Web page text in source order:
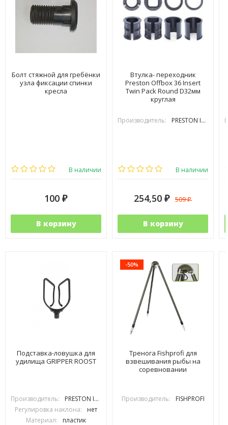
Болт стяжной для гребёнки
узла фиксации спинки
кресла
В наличии
100 ₽
В корзину
Втулка- переходник
Preston Offbox 36 Insert
Twin Pack Round D32мм
круглая
Производитель: PRESTON INOVATIONS
В наличии
254,50 ₽ 509₽
В корзину
Подставка-ловушка для
удилища GRIPPER ROOST
Производитель:
PRESTON INOVATIONS
Регулировка наклона:
нет
Материал:
пластик
-50%
Тренога Fishprofi для
взвешивания рыбы на
соревновании
Производитель: FISHPROFI